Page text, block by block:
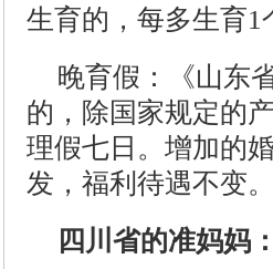
生育的，每多生育1
晚育假：《山东
的，除国家规定的
理假七日。增加的
发，福利待遇不变。
四川省的准妈妈：